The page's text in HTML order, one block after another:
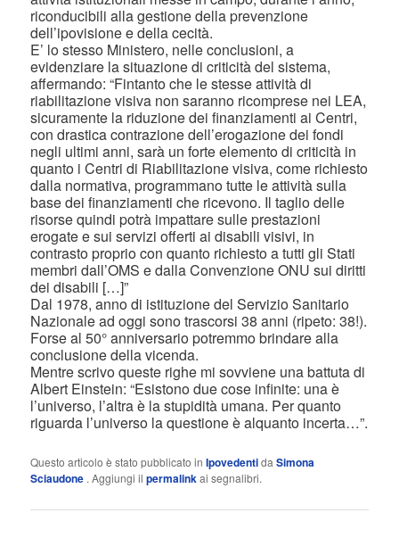
riconducibili alla gestione della prevenzione
dell’ipovisione e della cecità.
E’ lo stesso Ministero, nelle conclusioni, a
evidenziare la situazione di criticità del sistema,
affermando: “Fintanto che le stesse attività di
riabilitazione visiva non saranno ricomprese nei LEA,
sicuramente la riduzione dei finanziamenti ai Centri,
con drastica contrazione dell’erogazione dei fondi
negli ultimi anni, sarà un forte elemento di criticità in
quanto i Centri di Riabilitazione visiva, come richiesto
dalla normativa, programmano tutte le attività sulla
base dei finanziamenti che ricevono. Il taglio delle
risorse quindi potrà impattare sulle prestazioni
erogate e sui servizi offerti ai disabili visivi, in
contrasto proprio con quanto richiesto a tutti gli Stati
membri dall’OMS e dalla Convenzione ONU sui diritti
dei disabili […]”
Dal 1978, anno di istituzione del Servizio Sanitario
Nazionale ad oggi sono trascorsi 38 anni (ripeto: 38!).
Forse al 50° anniversario potremmo brindare alla
conclusione della vicenda.
Mentre scrivo queste righe mi sovviene una battuta di
Albert Einstein: “Esistono due cose infinite: una è
l’universo, l’altra è la stupidità umana. Per quanto
riguarda l’universo la questione è alquanto incerta…”.
Questo articolo è stato pubblicato inIpovedentidaSimona
Sciaudone . Aggiungi ilpermalinkai segnalibri.